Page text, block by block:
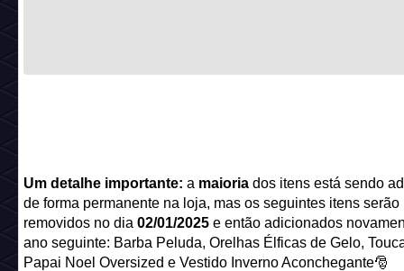
Um detalhe importante: a maioria dos itens está sendo
de forma permanente na loja, mas os seguintes itens serão
removidos no dia 02/01/2025e então adicionados
ano seguinte: Barba Peluda, Orelhas Élficas de Gelo,
Papai Noel Oversized e Vestido Inverno Aconchegante🎅